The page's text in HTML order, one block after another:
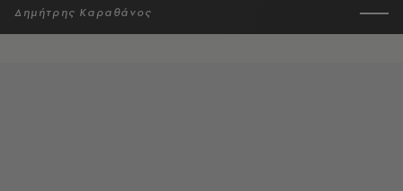
Δημήτρης Καραθάνος